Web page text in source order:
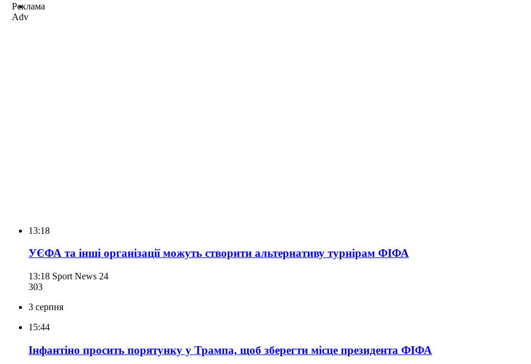
Реклама
Adv
13:18
УЄФА та інші організації можуть створити альтернативу турнірам ФІФА
13:18 Sport News 24
303
3 серпня
15:44
Інфантіно просить порятунку у Трампа, щоб зберегти місце президента ФІФА